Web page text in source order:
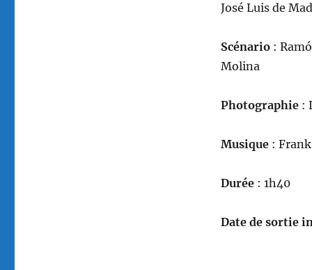
José Luis de
Scénario:
Molina
Photographie:
Musique :
Durée: 1h40
Date de sortie